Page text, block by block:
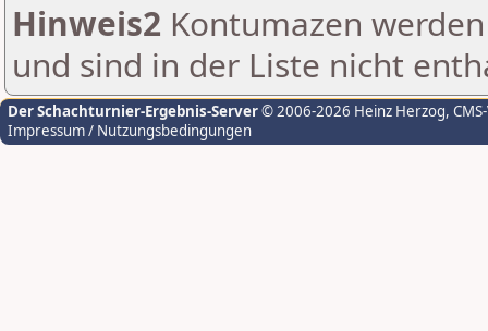
Hinweis2 Kontumazen
und sind in der Liste nicht
Der Schachturnier-Ergebnis-Server© 2006-2026 Heinz Herzog,
Impressum / Nutzungsbedingungen